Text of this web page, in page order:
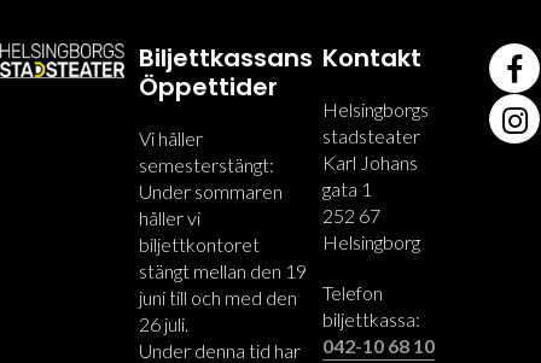
Biljettkassans
Öppettider
Vi håller
semesterstängt:
Under sommaren
håller vi
biljettkontoret
stängt mellan den 19
juni till och med den
26 juli.
Under denna tid har
Kontakt
Helsingborgs
stadsteater
Karl Johans
gata 1
252 67
Helsingborg
Telefon
biljettkassa:
042-10 68 10